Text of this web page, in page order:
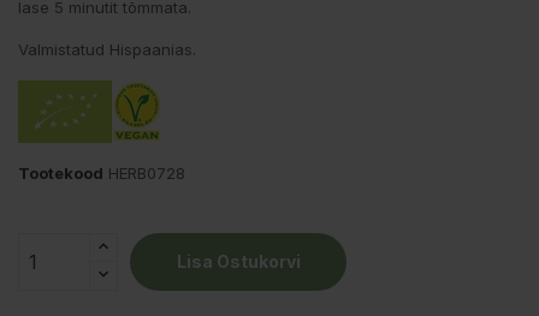
lase 5 minutit tõmmata.
Valmistatud Hispaanias.
Tootekood HERB0728
Lisa Ostukorvi